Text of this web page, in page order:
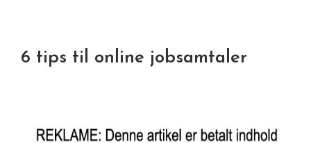
6 tips til online jobsamtaler